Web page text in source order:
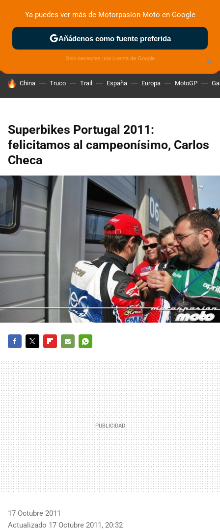
ZONA DE PRUEBAS DEPORTIVAS MOTOS ELÉCTRICAS
HOY SE HABLA DE
China Truco Trail España Europa MotoGP
Superbikes Portugal 2011:
felicitamos al campeonísimo, Carlos
Checa
MAIL
17 Octubre 2011
Actualizado 17 Octubre 2011, 20:32
×
Ya puedes ver más de Motorpasion Moto en Google
Añádenos como fuente preferida
Solo necesitas una cuenta de Google